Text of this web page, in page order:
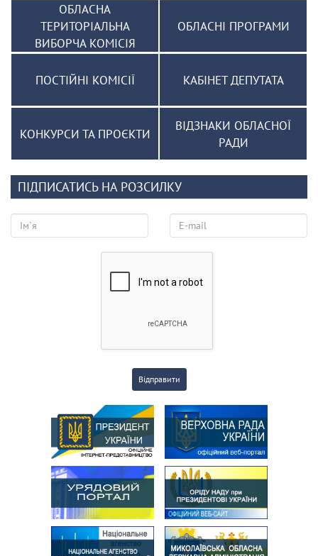
ОБЛАСНА
ТЕРИТОРІАЛЬНА
ВИБОРЧА КОМІСІЯ
ОБЛАСНІ ПРОГРАМИ
ПОСТІЙНІ КОМІСІЇ КАБІНЕТ ДЕПУТАТА
КОНКУРСИ ТА ПРОЄКТИ
ВІДЗНАКИ ОБЛАСНОЇ
РАДИ
ПІДПИСАТИСЬ НА РОЗСИЛКУ
Відправити